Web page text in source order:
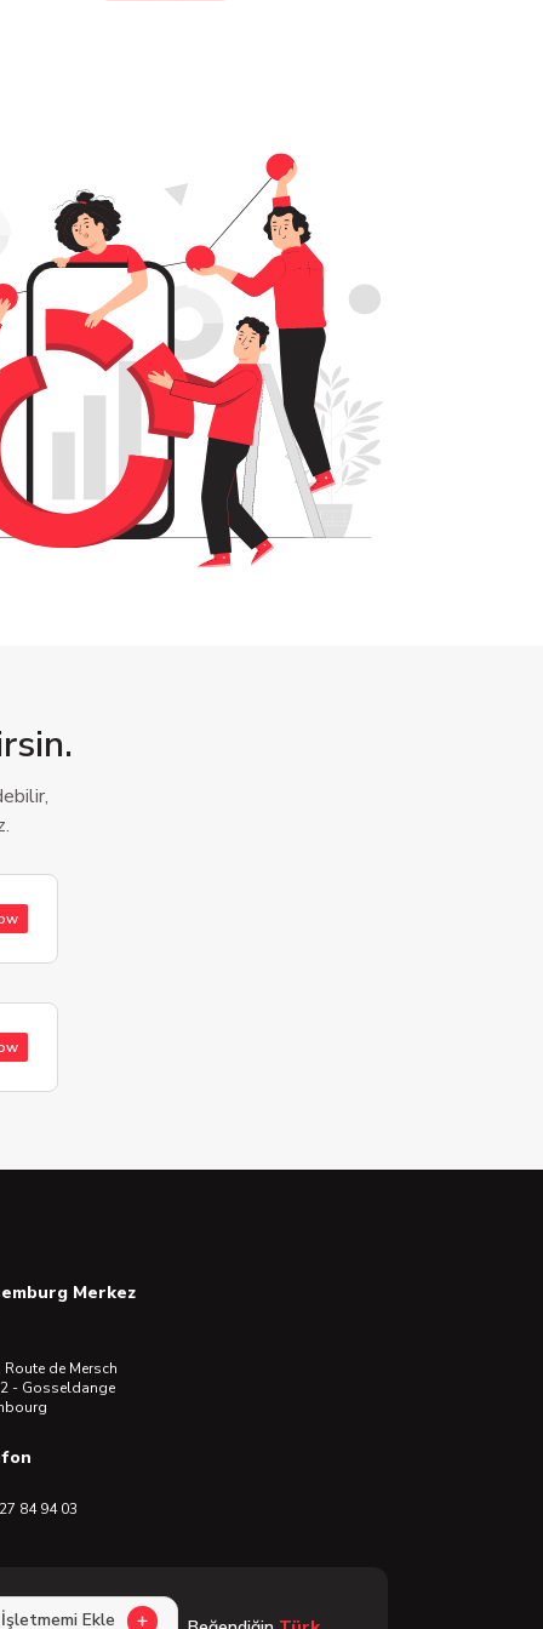
Merkez
Route de Mersch
- Gosseldange
84 94 03
İşletmemi Ekle